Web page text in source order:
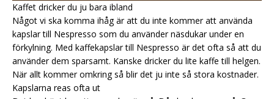
Kaffet dricker du ju bara ibland
Något vi ska komma ihåg är att du inte kommer att använda
kapslar till Nespresso som du använder näsdukar under en
förkylning. Med kaffekapslar till Nespresso är det ofta så att du
använder dem sparsamt. Kanske dricker du lite kaffe till helgen.
När allt kommer omkring så blir det ju inte så stora kostnader.
Kapslarna reas ofta ut